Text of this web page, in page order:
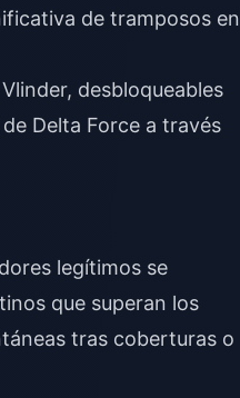
de tramposos en
desbloqueables
Delta Force a través
legítimos se
que superan los
tras coberturas o